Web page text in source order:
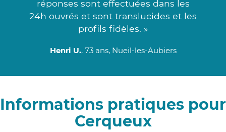
réponses sont effectuées dans les
24h ouvrés et sont translucides et les
profils fidèles. »
Henri U., 73 ans, Nueil-les-Aubiers
Informations pratiques pour
Cerqueux